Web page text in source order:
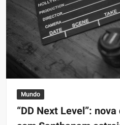
Mundo
“DD Next Level”: